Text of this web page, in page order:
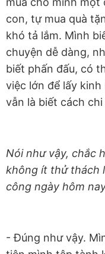
con, tự mua quà
khó tả lắm. Mình
chuyện dễ dàng,
biết phấn đấu, có
việc lớn để lấy
vẫn là biết cách
Nói như vậy, chắc
không ít thử thách
công ngày hôm
- Đúng như vậy.